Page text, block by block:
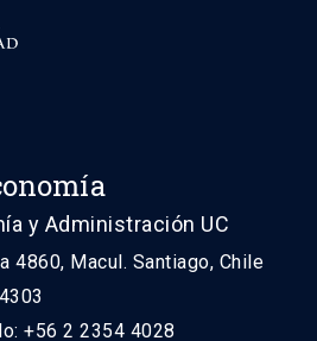
y Administración UC
4860, Macul. Santiago, Chile
+56 2 2354 4028